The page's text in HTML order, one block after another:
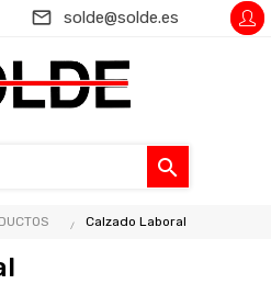
solde@solde.es
search
Calzado Laboral